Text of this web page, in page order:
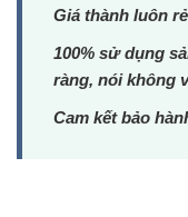
Giá thành luôn
100% sử dụng
ràng, nói không
Cam kết bảo